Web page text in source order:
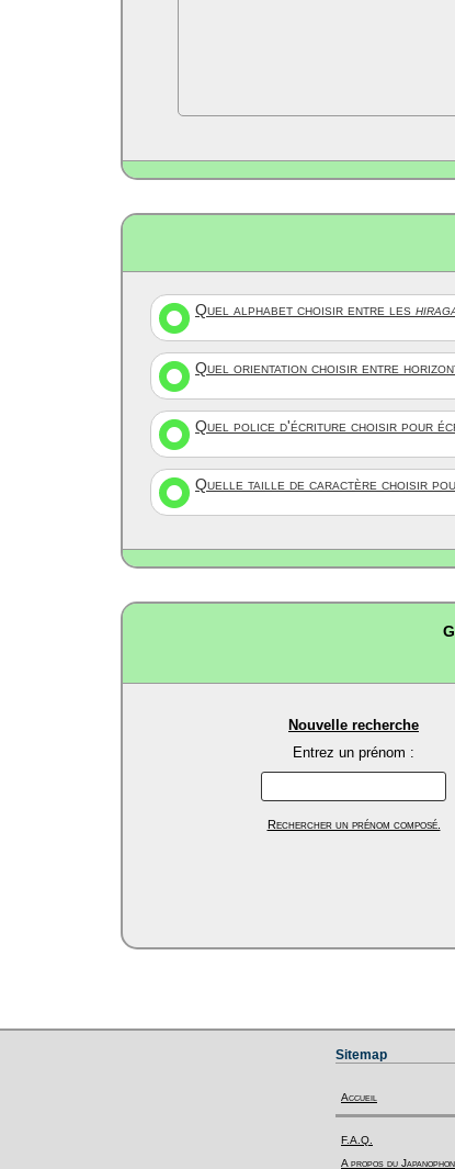
Quel alphabet choisir entre les
Quel orientation choisir entre
Quel police d'écriture choisir pour
Quelle taille de caractère choisir
Nouvelle recherche
Entrez un prénom :
Rechercher un prénom composé.
Sitemap
Accueil
F.A.Q.
A propos du